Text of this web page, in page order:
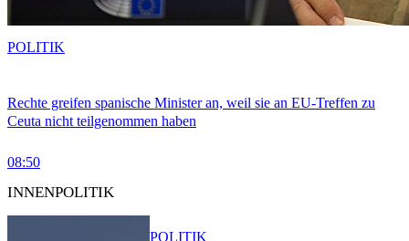
Rechte greifen spanische Minister an, weil sie an EU-Treffen zu
Ceuta nicht teilgenommen haben
08:50
POLITIK
INNENPOLITIK
POLITIK